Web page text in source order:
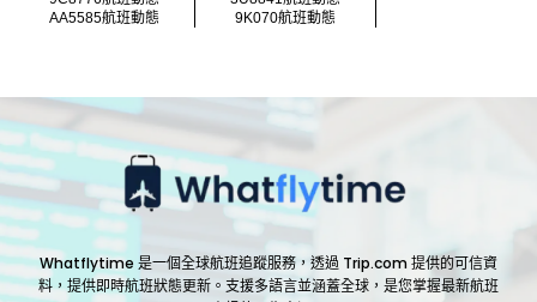
AA5585航班動態
9K070航班動態
Whatflytime 是一個全球航班追蹤服務，透過 Trip.com 提供的可信資
料，提供即時航班狀態更新。支援多語言並涵蓋全球，是您掌握最新航班